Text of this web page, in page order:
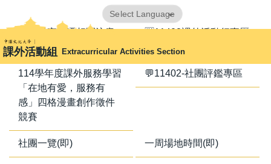
到
主
要
內
課外活動組 Extracurricular Activities Section
Translate
📢器材室搬遷相關注意
事項📢
🈺11402課外活動行事曆
114學年度課外服務學習
「在地有愛，服務有
感」四格漫畫創作徵件
競賽
💬11402-社團評鑑專區
社團一覽(即) 一周場地時間(即)